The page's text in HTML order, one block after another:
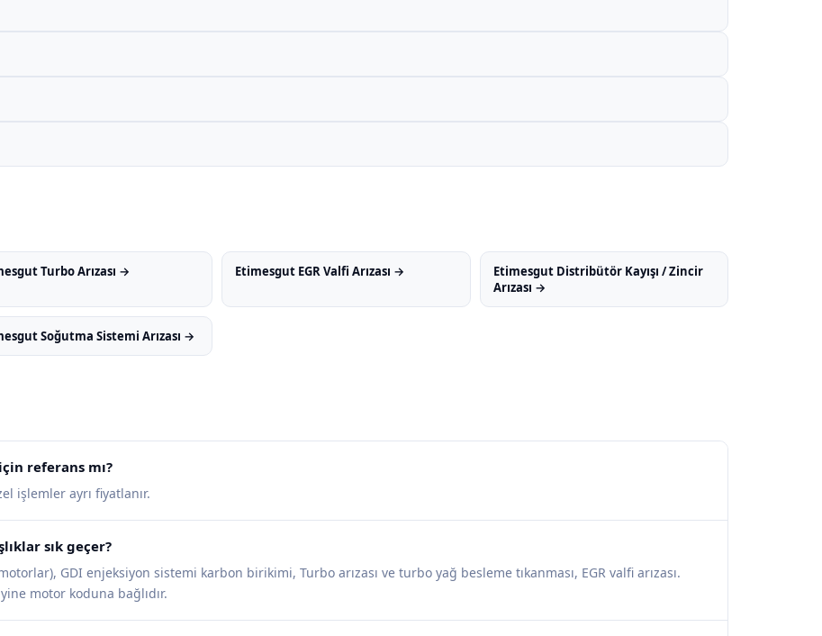
Turbo Arızası → Etimesgut EGR Valfi Arızası →
Etimesgut Distribütör Kayışı / Zincir
Arızası →
Soğutma Sistemi Arızası →
referans mı?
işlemler ayrı fiyatlanır.
sık geçer?
GDI enjeksiyon sistemi karbon birikimi, Turbo arızası ve turbo yağ besleme tıkanması, EGR valfi arızası.
motor koduna bağlıdır.